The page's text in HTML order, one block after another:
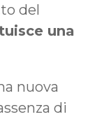
del
una
nuova
di